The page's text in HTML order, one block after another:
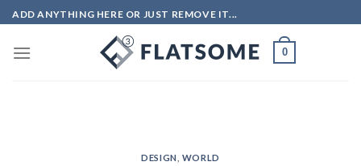
Skip
to
content
ADD ANYTHING HERE OR JUST REMOVE IT...
0
DESIGN WORLD